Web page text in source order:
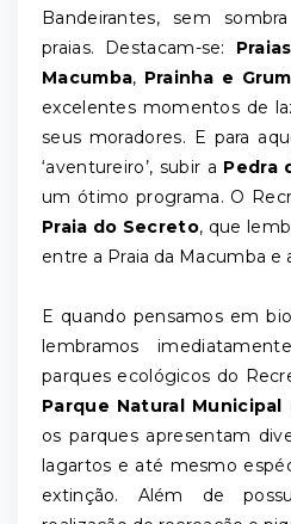
Bandeirantes, sem
praias. Destacam-se:
Macumba, Prainha e
excelentes momentos de
seus moradores. E para
‘aventureiro’, subir a Pedra
um ótimo programa. O
Praia do Secreto, que
entre a Praia da Macumba e
E quando pensamos em
lembramos
parques ecológicos do
Parque Natural Municipal
os parques apresentam
lagartos e até mesmo
extinção. Além de